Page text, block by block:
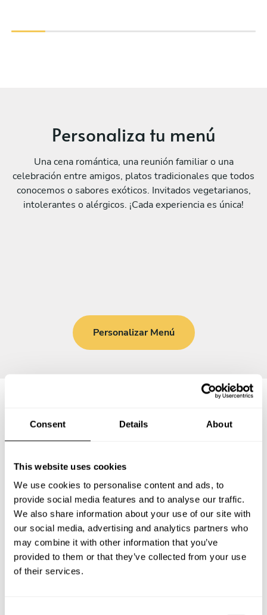
Consent Details About
This website uses cookies
We use cookies to personalise content and ads, to
provide social media features and to analyse our traffic.
We also share information about your use of our site with
our social media, advertising and analytics partners who
may combine it with other information that you’ve
provided to them or that they’ve collected from your use
of their services.
Personaliza tu menú
Una cena romántica, una reunión familiar o una
celebración entre amigos, platos tradicionales que todos
conocemos o sabores exóticos. Invitados vegetarianos,
intolerantes o alérgicos. ¡Cada experiencia es única!
Personalizar Menú
Preguntas frecuentes
Domicilio en San Miguel.
¿Qué incluye un servicio de Chef a Domicilio en San
Miguel?
¿Cuánto cuesta un Chef a Domicilio en San Miguel?